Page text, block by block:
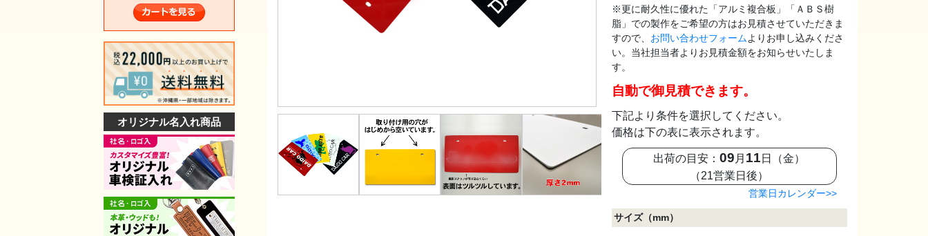
オリジナル名入れ商品
※更に耐久性に優れた「アルミ複合板」「ＡＢＳ樹
脂」での製作をご希望の方はお見積させていただきま
すので、 お問い合わせフォームよりお申し込みくださ
い。当社担当者よりお見積金額をお知らせいたしま
す。
自動で御見積できます。
下記より条件を選択してください。
価格は下の表に表示されます。
出荷の目安：09 月 11 日（金）
（21営業日後）
営業日カレンダー>>
サイズ（mm）